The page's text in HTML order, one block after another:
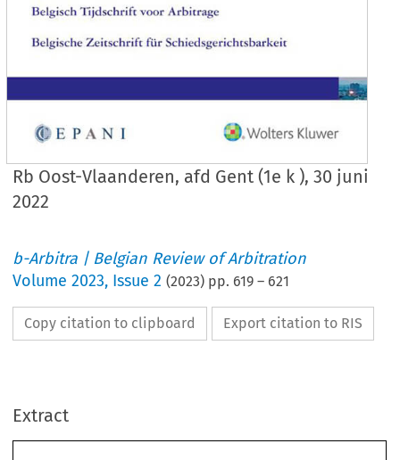
Rb Oost-Vlaanderen, afd Gent (1e k ), 30 juni
2022
b-Arbitra | Belgian Review of Arbitration
Volume2023, Issue 2 (2023) pp. 619 – 621
Copy citation to clipboard Export citation to RIS
Extract
Rb . Oost-Vlaanderen, afd . Gent (1e k .), 30 juni 2022